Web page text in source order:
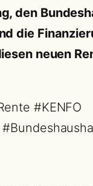
den
die
neuen
#KENFO